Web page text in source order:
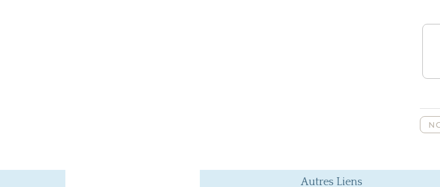
Autres Liens